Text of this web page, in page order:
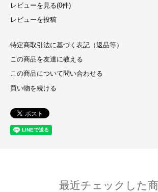
レビューを見る(0件)
レビューを投稿
特定商取引法に基づく表記（返品等）
この商品を友達に教える
この商品について問い合わせる
買い物を続ける
最近チェックした